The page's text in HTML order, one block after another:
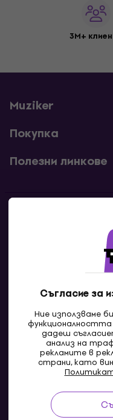
Съгласие за
Ние използваме
дадеш
анализ на
рекламите в
страни, като
3M+
Muziker
Покупка
Полезни линкове